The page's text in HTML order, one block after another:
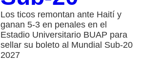
Los ticos remontan ante Haití y
ganan 5-3 en penales en el
Estadio Universitario BUAP para
sellar su boleto al Mundial Sub-20
2027